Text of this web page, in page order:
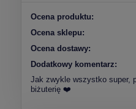
Ocena produktu:
Ocena sklepu:
Ocena dostawy:
Dodatkowy komentarz:
Jak zwykle wszystko super,
biżuterię ❤️